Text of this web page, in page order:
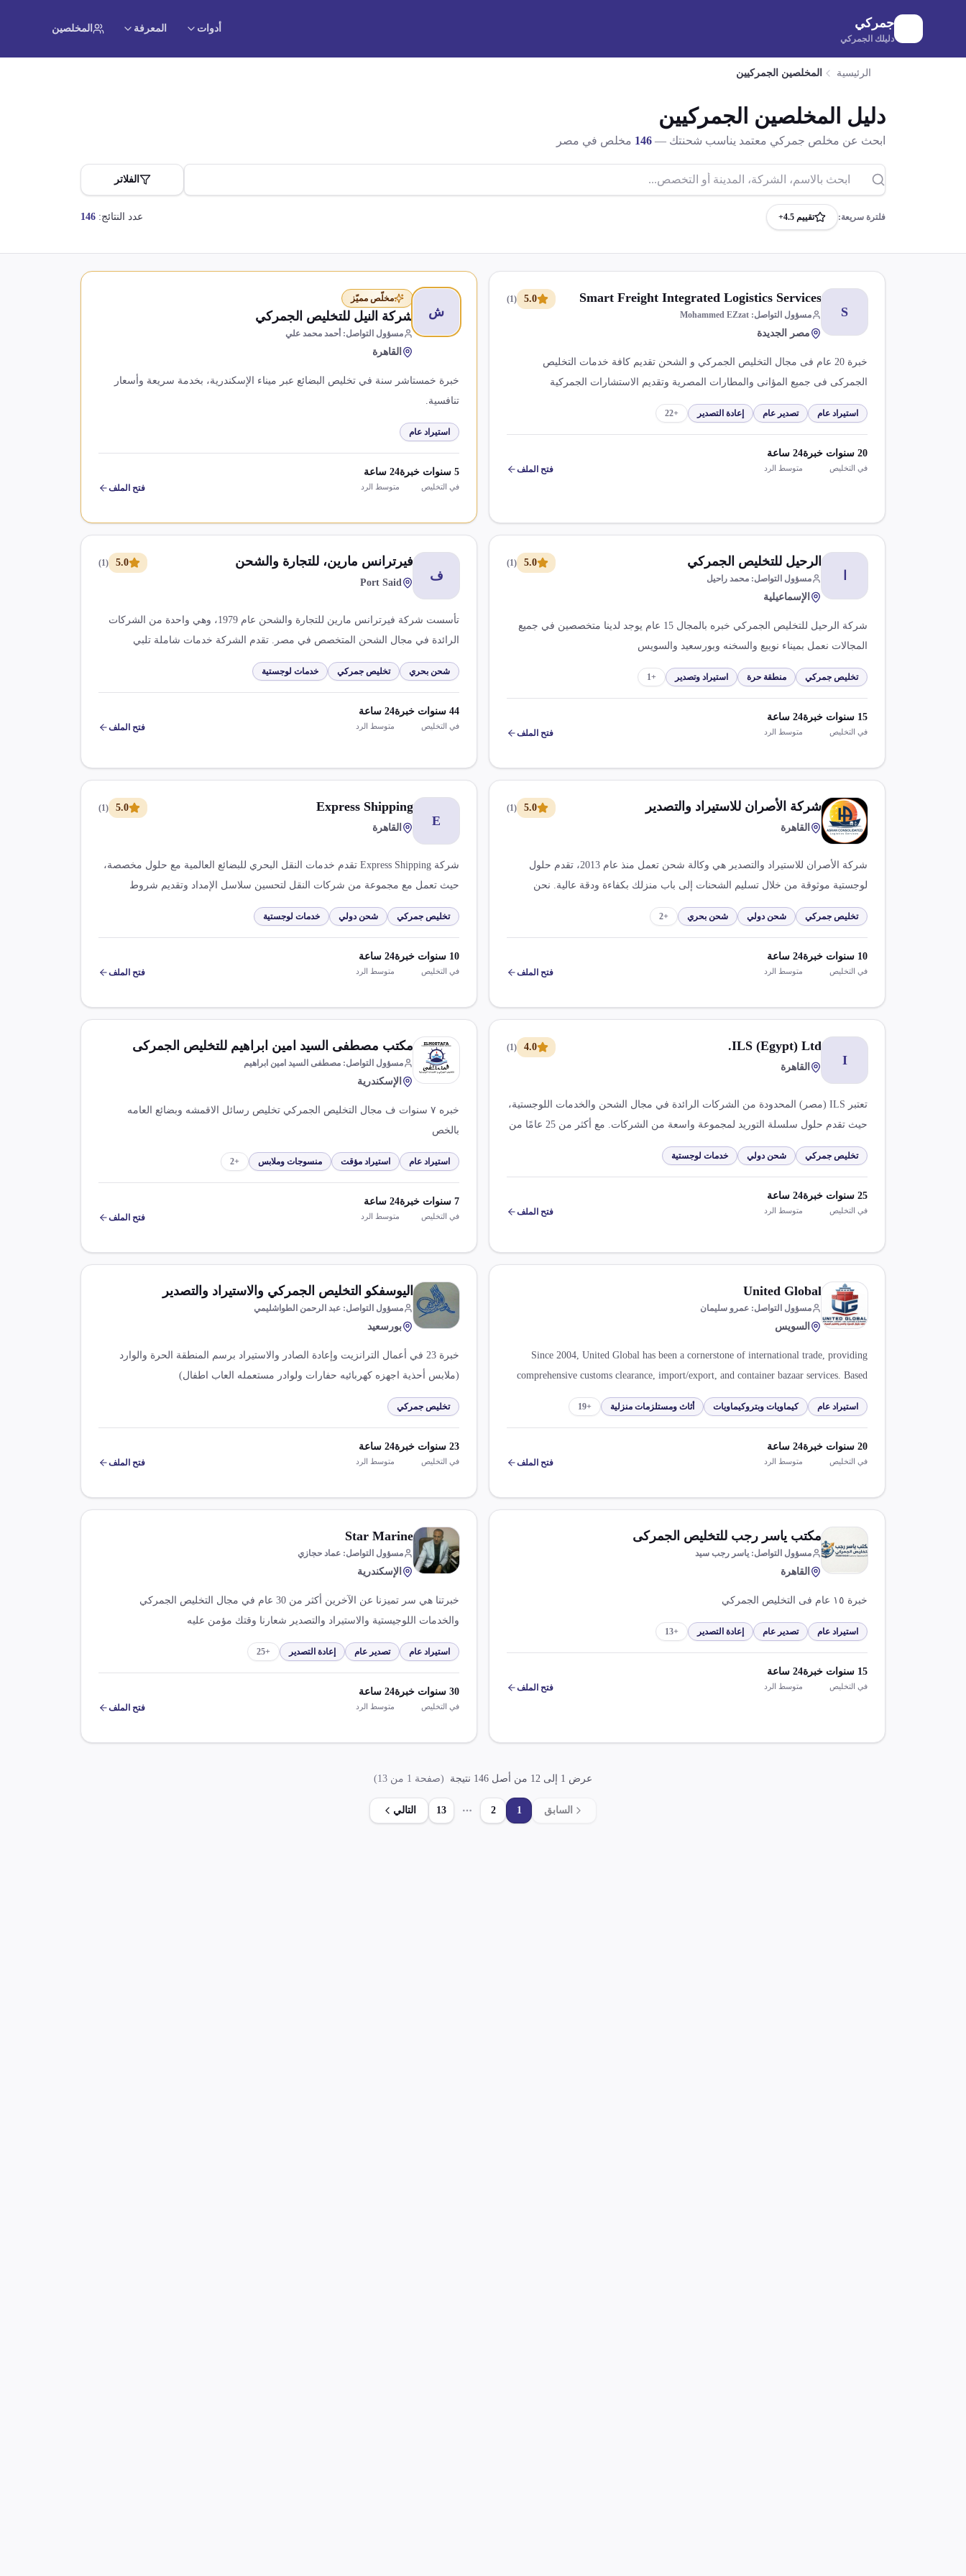
جمركي
دليلك الجمركي
أدوات المعرفة المخلصين
الرئيسية المخلصين الجمركيين
دليل المخلصين الجمركيين
ابحث عن مخلص جمركي معتمد يناسب شحنتك — 146 مخلص في مصر
الفلاتر
فلترة سريعة: تقييم 4.5+ عدد النتائج: 146
S
Smart Freight Integrated Logistics Services
مسؤول التواصل:
Mohammed EZzat
مصر الجديدة
5.0
(
1
)
خبرة 20 عام فى مجال التخليص الجمركي و الشحن تقديم كافة خدمات التخليص
الجمركى فى جميع المؤانى والمطارات المصرية وتقديم الاستشارات الجمركية
واستشارات الاستيراد والتصدير
استيراد عام تصدير عام إعادة التصدير +
22
20 سنوات خبرة
في التخليص
24 ساعة
متوسط الرد فتح الملف
ش
مخلّص مميّز
شركة النيل للتخليص الجمركي
مسؤول التواصل: أحمد محمد علي
القاهرة
خبرة خمستاشر سنة في تخليص البضائع عبر ميناء الإسكندرية، بخدمة سريعة وأسعار
تنافسية.
استيراد عام
5 سنوات خبرة
في التخليص
24 ساعة
متوسط الرد فتح الملف
الرحيل للتخليص الجمركي
مسؤول التواصل: محمد راحيل
الإسماعيلية
5.0
(
1
)
شركة الرحيل للتخليص الجمركي خبره بالمجال 15 عام يوجد لدينا متخصصين في جميع
المجالات نعمل بميناء نويبع والسخنه وبورسعيد والسويس
تخليص جمركي منطقة حرة استيراد وتصدير +
1
15 سنوات خبرة
في التخليص
24 ساعة
متوسط الرد فتح الملف
ف
فيرترانس مارين، للتجارة والشحن
Port Said
5.0
(
1
)
تأسست شركة فيرترانس مارين للتجارة والشحن عام 1979، وهي واحدة من الشركات
الرائدة في مجال الشحن المتخصص في مصر. تقدم الشركة خدمات شاملة تلبي
احتياجات العملاء في مجال الشحن، مع التركيز على بناء علاقات مفتوحة وصادقة مع
العملاء.
شحن بحري تخليص جمركي خدمات لوجستية
44 سنوات خبرة
في التخليص
24 ساعة
متوسط الرد فتح الملف
شركة الأصران للاستيراد والتصدير
القاهرة
5.0
(
1
)
شركة الأصران للاستيراد والتصدير هي وكالة شحن تعمل منذ عام 2013، تقدم حلول
لوجستية موثوقة من خلال تسليم الشحنات إلى باب منزلك بكفاءة ودقة عالية. نحن
نضمن رضا العملاء بفضل مكاتبنا في الصين ووكلائنا في معظم دول العالم.
تخليص جمركي شحن دولي شحن بحري +
2
10 سنوات خبرة
في التخليص
24 ساعة
متوسط الرد فتح الملف
E
Express Shipping
القاهرة
5.0
(
1
)
شركة Express Shipping تقدم خدمات النقل البحري للبضائع العالمية مع حلول مخصصة،
حيث تعمل مع مجموعة من شركات النقل لتحسين سلاسل الإمداد وتقديم شروط
تنافسية. نحن مديرو نقل وليس لدينا سفن، ونعمل بشكل وثيق مع شركات النقل العالمية
والإقليمية.
تخليص جمركي شحن دولي خدمات لوجستية
10 سنوات خبرة
في التخليص
24 ساعة
متوسط الرد فتح الملف
I
ILS (Egypt) Ltd.
القاهرة
4.0
(
1
)
تعتبر ILS (مصر) المحدودة من الشركات الرائدة في مجال الشحن والخدمات اللوجستية،
حيث تقدم حلول سلسلة التوريد لمجموعة واسعة من الشركات. مع أكثر من 25 عامًا من
الخبرة، نركز على تحقيق التميز التشغيلي والنمو المستدام.
تخليص جمركي شحن دولي خدمات لوجستية
25 سنوات خبرة
في التخليص
24 ساعة
متوسط الرد فتح الملف
مكتب مصطفى السيد امين ابراهيم للتخليص الجمركى
مسؤول التواصل: مصطفى السيد امين ابراهيم
الإسكندرية
خبره ٧ سنوات ف مجال التخليص الجمركي تخليص رسائل الاقمشه وبضائع العامه
بالخص
استيراد عام استيراد مؤقت منسوجات وملابس +
2
7 سنوات خبرة
في التخليص
24 ساعة
متوسط الرد فتح الملف
United Global
مسؤول التواصل: عمرو سليمان
السويس
Since 2004, United Global has been a cornerstone of international trade, providing
comprehensive customs clearance, import/export, and container bazaar services. Based
in Suez, Egypt, we've built our reputation on reliability, expertise, and customer-centric
solutions. Our team of seasoned professionals understands the complexities of global
international regulations, allowing your business to focus on growth.
استيراد عام كيماويات وبتروكيماويات أثاث ومستلزمات منزلية +
19
20 سنوات خبرة
في التخليص
24 ساعة
متوسط الرد فتح الملف
اليوسفكو التخليص الجمركي والاستيراد والتصدير
مسؤول التواصل: عبد الرحمن الطواشليمي
بورسعيد
خبرة 23 في أعمال الترانزيت وإعادة الصادر والاستيراد برسم المنطقة الحرة والوارد
(ملابس أحذية اجهزه كهربائيه حفارات ولوادر مستعمله العاب اطفال)
تخليص جمركي
23 سنوات خبرة
في التخليص
24 ساعة
متوسط الرد فتح الملف
مكتب ياسر رجب للتخليص الجمركى
مسؤول التواصل: ياسر رجب سيد
القاهرة
خبرة ١٥ عام فى التخليص الجمركي
استيراد عام تصدير عام إعادة التصدير +
13
15 سنوات خبرة
في التخليص
24 ساعة
متوسط الرد فتح الملف
Star Marine
مسؤول التواصل: عماد حجازي
الإسكندرية
خبرتنا هي سر تميزنا عن الآخرين أكثر من 30 عام في مجال التخليص الجمركي
والخدمات اللوجيستية والاستيراد والتصدير شعارنا وقتك مؤمن عليه
استيراد عام تصدير عام إعادة التصدير +
25
30 سنوات خبرة
في التخليص
24 ساعة
متوسط الرد فتح الملف
عرض 1 إلى 12 من أصل 146 نتيجة (صفحة 1 من 13
)
السابق 1
2
13 التالي